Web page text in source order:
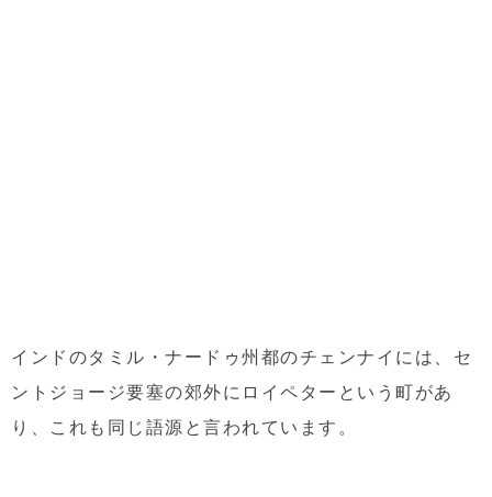
インドのタミル・ナードゥ州都のチェンナイには、セ
ントジョージ要塞の郊外にロイペターという町があ
り、これも同じ語源と言われています。